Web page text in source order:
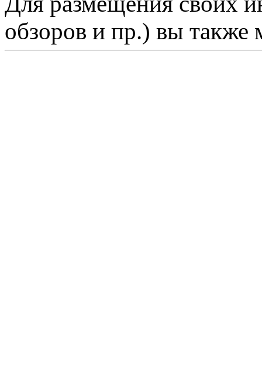
обзоров и пр.) вы также